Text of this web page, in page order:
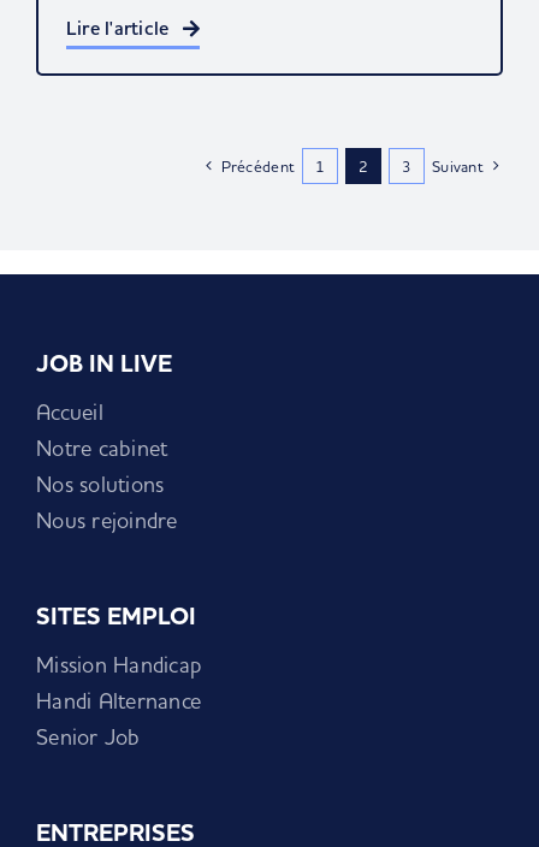
Lire l'article
Précédent 1 2 3 Suivant
JOB IN LIVE
Accueil
Notre cabinet
Nos solutions
Nous rejoindre
SITES EMPLOI
Mission Handicap
Handi Alternance
Senior Job
ENTREPRISES